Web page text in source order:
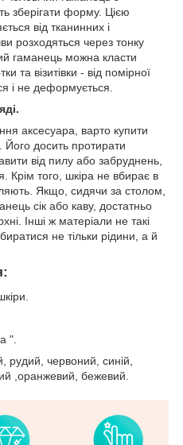
зберігати форму. Цією
від тканинних і
розходяться через тонку
гаманець можна класти
та візитівки - від помірної
і не деформується.
аксесуара, варто купити
Його досить протирати
від пилу або забруднень,
Крім того, шкіра не вбирає в
Якщо, сидячи за столом,
сік або каву, достатньо
Інші ж матеріали не такі
не тільки рідини, а й
".
рудий, червоний, синій,
,оранжевий, бежевий.